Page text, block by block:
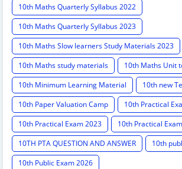
10th Maths Quarterly Syllabus 2022
10th Maths Quarterly Syllabus 2023
10th Maths Slow learners Study Materials 2023
10th Maths study materials
10th Maths Unit
10th Minimum Learning Material
10th new
10th Paper Valuation Camp
10th Practical
10th Practical Exam 2023
10th Practical
10TH PTA QUESTION AND ANSWER
10th
10th Public Exam 2026